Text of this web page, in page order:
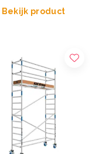
Bekijk product